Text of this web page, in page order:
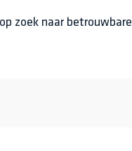
zoek naar betrouwbare